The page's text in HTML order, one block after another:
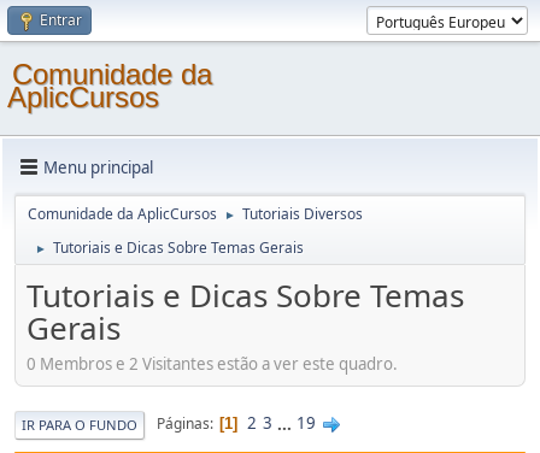
Entrar
Comunidade da
AplicCursos
Menu principal
Comunidade da AplicCursos ► Tutoriais Diversos
► Tutoriais e Dicas Sobre Temas Gerais
Tutoriais e Dicas Sobre Temas
Gerais
0 Membros e 2 Visitantes estão a ver este quadro.
IR PARA O FUNDO Páginas 1 2 3 ... 19